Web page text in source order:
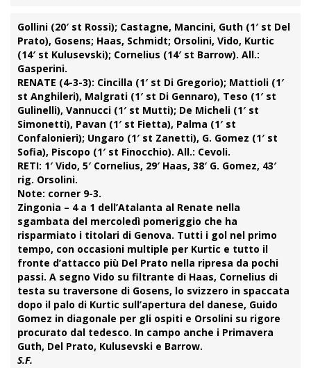
Gollini (20′ st Rossi); Castagne, Mancini, Guth (1′ st Del
Prato), Gosens; Haas, Schmidt; Orsolini, Vido, Kurtic
(14′ st Kulusevski); Cornelius (14′ st Barrow). All.:
Gasperini.
RENATE (4-3-3): Cincilla (1′ st Di Gregorio); Mattioli (1′
st Anghileri), Malgrati (1′ st Di Gennaro), Teso (1′ st
Gulinelli), Vannucci (1′ st Mutti); De Micheli (1′ st
Simonetti), Pavan (1′ st Fietta), Palma (1′ st
Confalonieri); Ungaro (1′ st Zanetti), G. Gomez (1′ st
Sofia), Piscopo (1′ st Finocchio). All.: Cevoli.
RETI: 1′ Vido, 5′ Cornelius, 29′ Haas, 38′ G. Gomez, 43′
rig. Orsolini.
Note: corner 9-3.
Zingonia – 4 a 1 dell’Atalanta al Renate nella
sgambata del mercoledì pomeriggio che ha
risparmiato i titolari di Genova. Tutti i gol nel primo
tempo, con occasioni multiple per Kurtic e tutto il
fronte d’attacco più Del Prato nella ripresa da pochi
passi. A segno Vido su filtrante di Haas, Cornelius di
testa su traversone di Gosens, lo svizzero in spaccata
dopo il palo di Kurtic sull’apertura del danese, Guido
Gomez in diagonale per gli ospiti e Orsolini su rigore
procurato dal tedesco. In campo anche i Primavera
Guth, Del Prato, Kulusevski e Barrow.
S.F.